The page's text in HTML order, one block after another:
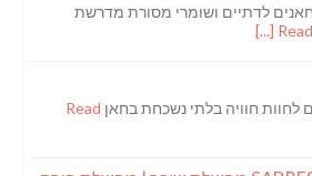
לדתיים ושומרי מסורת מדרשת
Read
לחוות חוויה בלתי נשכחת בחאן Read